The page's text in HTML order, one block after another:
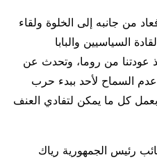
من جانبه إلى الخلوة ولقاء
السياسيين والبابا
عودتنا من روما، وتحدث عن
السماح لأحد ببدء حرب
بعمل كل ما يمكن لتفادي العنف
رئيس الجمهورية رياك